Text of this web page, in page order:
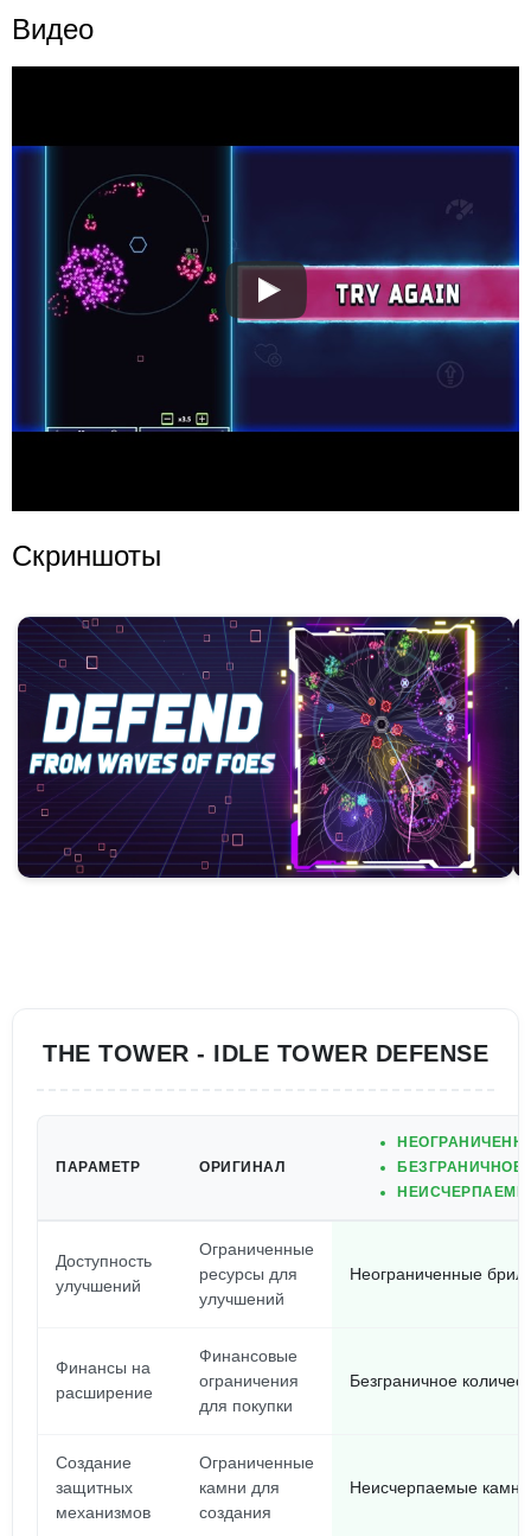
Видео
Скриншоты
THE TOWER - IDLE TOWER DEFENSE
ПАРАМЕТР ОРИГИНАЛ
Доступность
улучшений
Ограниченные
ресурсы для
улучшений
Неограниченные
Финансы на
расширение
Финансовые
ограничения
для покупки
Безграничное
Создание
защитных
механизмов
Ограниченные
камни для
создания
Неисчерпаемые